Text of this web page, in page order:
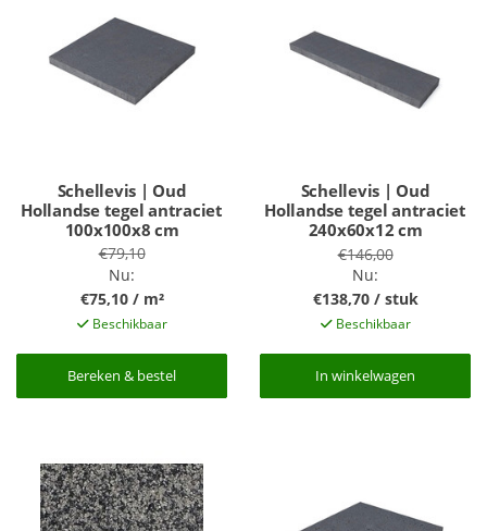
Schellevis | Oud
Hollandse tegel antraciet
100x100x8 cm
€79,10
Nu:
€75,10 / m²
Beschikbaar
Bereken & bestel
Bereken & bestel
Schellevis | Oud
Hollandse tegel antraciet
240x60x12 cm
€146,00
Nu:
€138,70 / stuk
Beschikbaar
In winkelwagen
In winkelwagen